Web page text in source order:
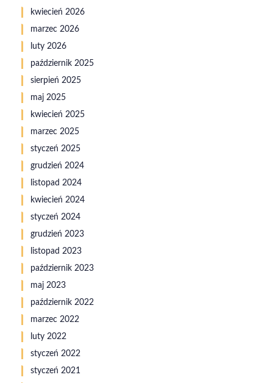
kwiecień 2026
marzec 2026
luty 2026
październik 2025
sierpień 2025
maj 2025
kwiecień 2025
marzec 2025
styczeń 2025
grudzień 2024
listopad 2024
kwiecień 2024
styczeń 2024
grudzień 2023
listopad 2023
październik 2023
maj 2023
październik 2022
marzec 2022
luty 2022
styczeń 2022
styczeń 2021